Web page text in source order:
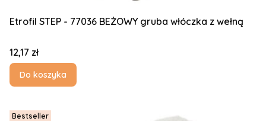
Etrofil STEP - 77036 BEŻOWY gruba włóczka z wełną
Cena
12,17 zł
Do koszyka
Bestseller